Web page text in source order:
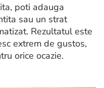
poti adauga
sau un strat
Rezultatul este
extrem de gustos,
orice ocazie.